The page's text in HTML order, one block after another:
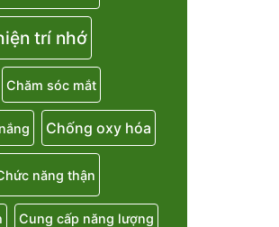
trí nhớ
Chăm sóc mắt
Chống oxy hóa
năng thận
Cung cấp năng lượng